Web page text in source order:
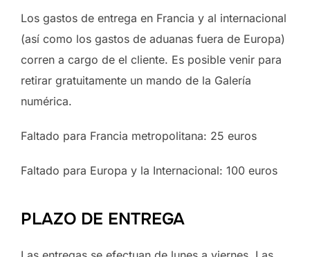
Los gastos de entrega en Francia y al internacional
(así como los gastos de aduanas fuera de Europa)
corren a cargo de el cliente. Es posible venir para
retirar gratuitamente un mando de la Galería
numérica.
Faltado para Francia metropolitana: 25 euros
Faltado para Europa y la Internacional: 100 euros
PLAZO DE ENTREGA